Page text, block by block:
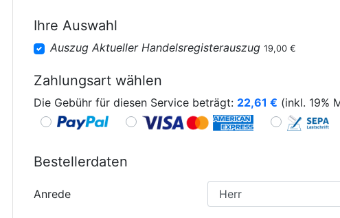
Ihre Auswahl
Auszug Aktueller Handelsregisterauszug 19,00 €
Zahlungsart wählen
Die Gebühr für diesen Service beträgt: 22,61 € (inkl. 19%
Bestellerdaten
Anrede